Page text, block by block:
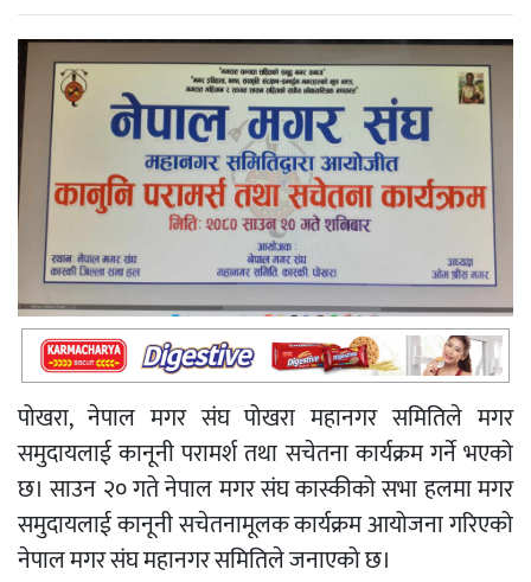
पोखरा, नेपाल मगर संघ पोखरा महानगर समितिले मगर
समुदायलाई कानूनी परामर्श तथा सचेतना कार्यक्रम गर्ने भएको
छ। साउन २० गते नेपाल मगर संघ कास्कीको सभा हलमा मगर
समुदायलाई कानूनी सचेतनामूलक कार्यक्रम आयोजना गरिएको
नेपाल मगर संघ महानगर समितिले जनाएको छ।